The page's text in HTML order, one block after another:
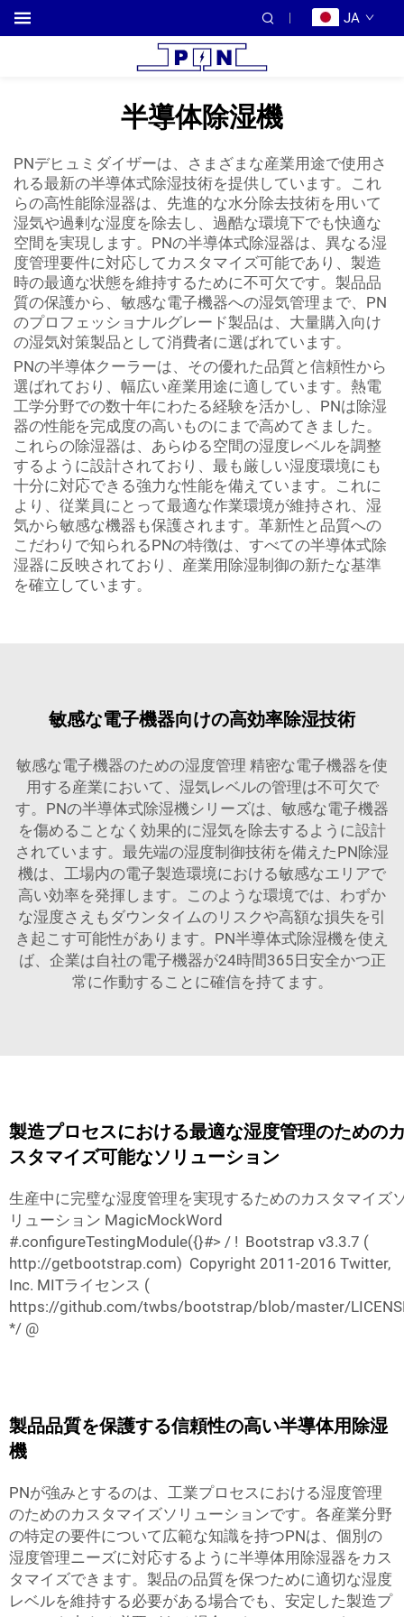
JA
半導体除湿機
PNデヒュミダイザーは、さまざまな産業用途で使用さ
れる最新の半導体式除湿技術を提供しています。これ
らの高性能除湿器は、先進的な水分除去技術を用いて
湿気や過剰な湿度を除去し、過酷な環境下でも快適な
空間を実現します。PNの半導体式除湿器は、異なる湿
度管理要件に対応してカスタマイズ可能であり、製造
時の最適な状態を維持するために不可欠です。製品品
質の保護から、敏感な電子機器への湿気管理まで、PN
のプロフェッショナルグレード製品は、大量購入向け
の湿気対策製品として消費者に選ばれています。
PNの半導体クーラーは、その優れた品質と信頼性から
選ばれており、幅広い産業用途に適しています。熱電
工学分野での数十年にわたる経験を活かし、PNは除湿
器の性能を完成度の高いものにまで高めてきました。
これらの除湿器は、あらゆる空間の湿度レベルを調整
するように設計されており、最も厳しい湿度環境にも
十分に対応できる強力な性能を備えています。これに
より、従業員にとって最適な作業環境が維持され、湿
気から敏感な機器も保護されます。革新性と品質への
こだわりで知られるPNの特徴は、すべての半導体式除
湿器に反映されており、産業用除湿制御の新たな基準
を確立しています。
敏感な電子機器向けの高効率除湿技術
敏感な電子機器のための湿度管理 精密な電子機器を使
用する産業において、湿気レベルの管理は不可欠で
す。PNの半導体式除湿機シリーズは、敏感な電子機器
を傷めることなく効果的に湿気を除去するように設計
されています。最先端の湿度制御技術を備えたPN除湿
機は、工場内の電子製造環境における敏感なエリアで
高い効率を発揮します。このような環境では、わずか
な湿度さえもダウンタイムのリスクや高額な損失を引
き起こす可能性があります。PN半導体式除湿機を使え
ば、企業は自社の電子機器が24時間365日安全かつ正
常に作動することに確信を持てます。
製造プロセスにおける最適な湿度管理のための
スタマイズ可能なソリューション
生産中に完璧な湿度管理を実現するためのカスタマイズ
リューション MagicMockWord
#.configureTestingModule({}#> / ! Bootstrap v3.3.7 (
http://getbootstrap.com) Copyright 2011-2016 Twitter,
Inc. MITライセンス (
https://github.com/twbs/bootstrap/blob/master/
*/ @
製品品質を保護する信頼性の高い半導体用除湿
機
PNが強みとするのは、工業プロセスにおける湿度管理
のためのカスタマイズソリューションです。各産業分野
の特定の要件について広範な知識を持つPNは、個別の
湿度管理ニーズに対応するように半導体用除湿器をカス
タマイズできます。製品の品質を保つために適切な湿度
レベルを維持する必要がある場合でも、安定した製造プ